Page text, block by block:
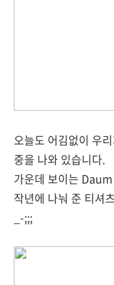
오늘도 어김없이 우
중을 나와 있습니다.
가운데 보이는
작년에 나눠 준 티셔
_-;;;